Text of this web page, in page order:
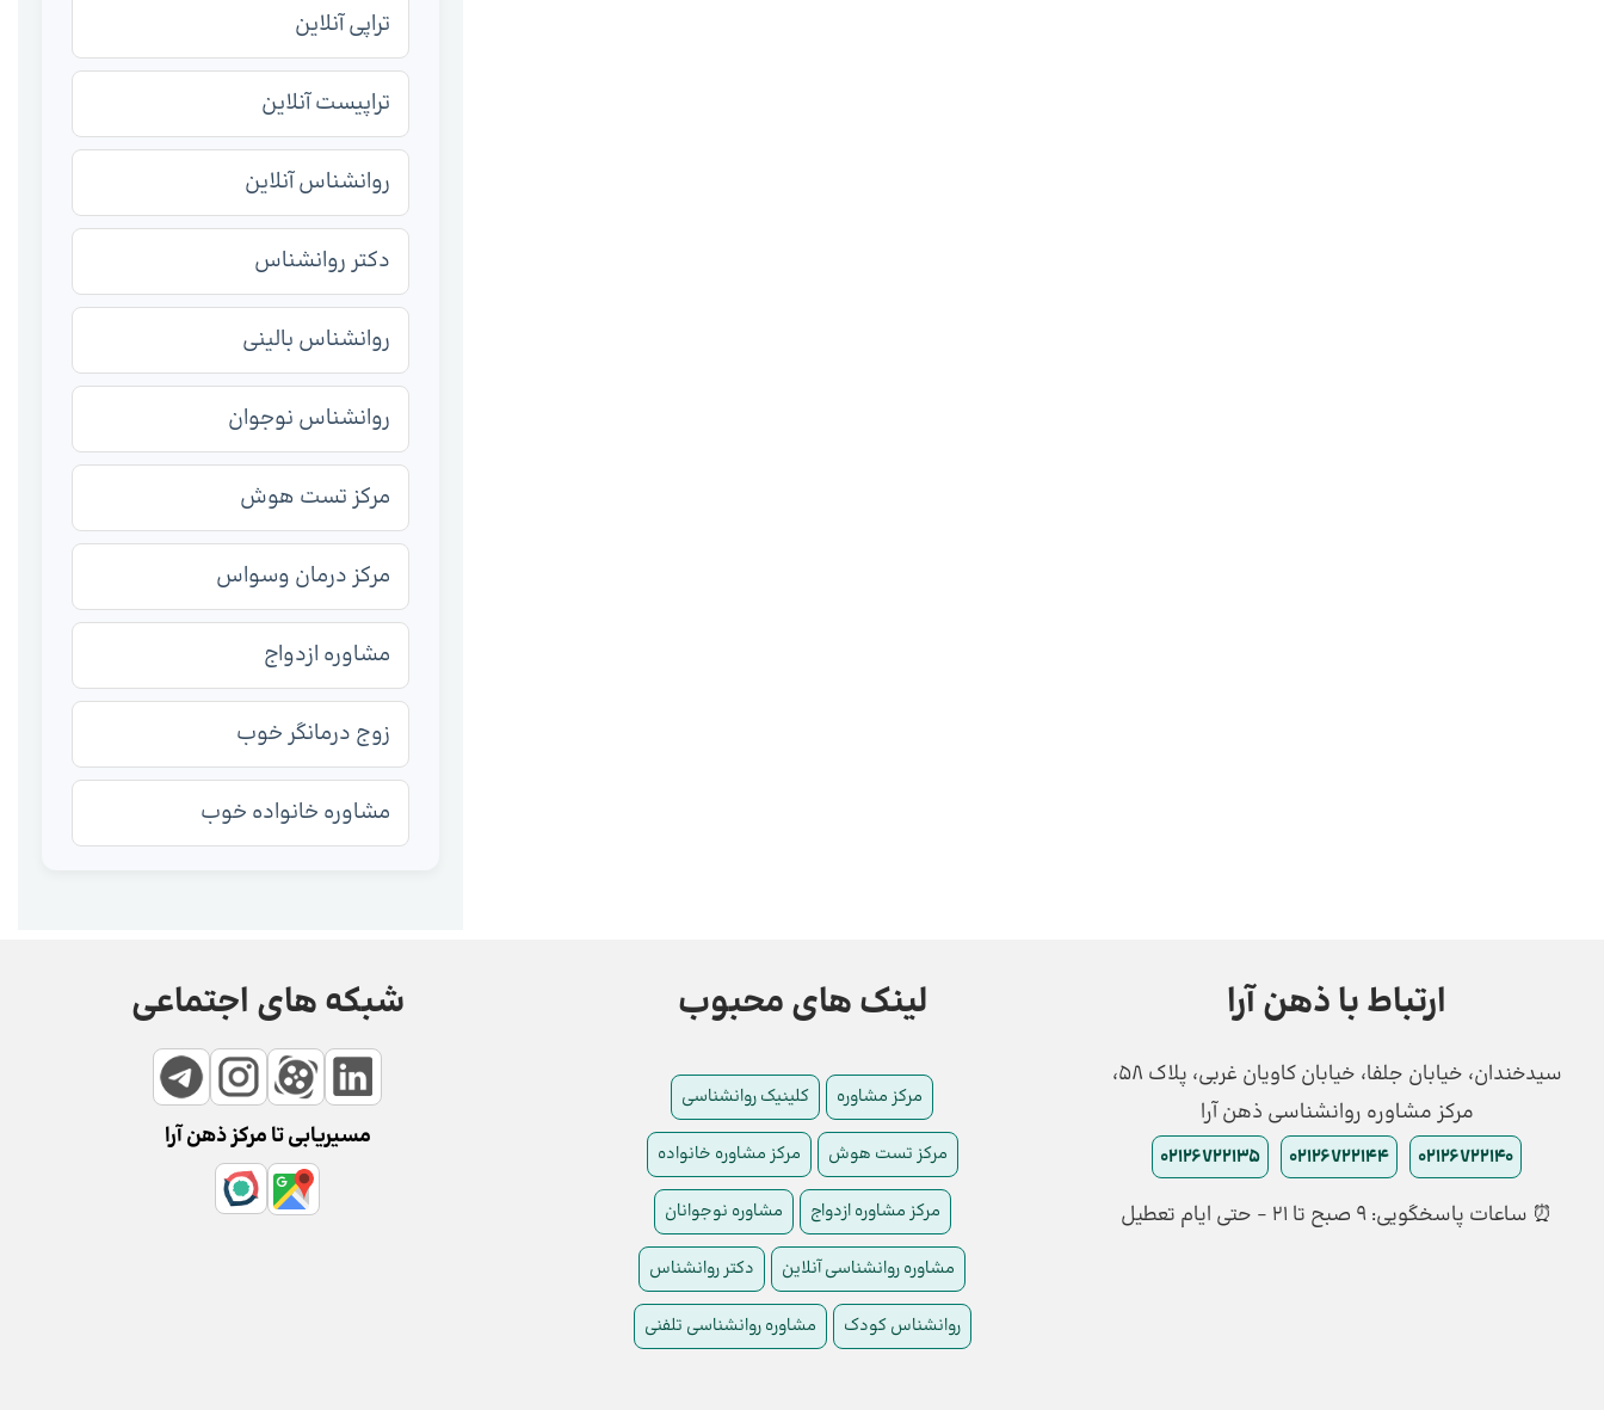
تراپی آنلاین
تراپیست آنلاین
روانشناس آنلاین
دکتر روانشناس
روانشناس بالینی
روانشناس نوجوان
مرکز تست هوش
مرکز درمان وسواس
مشاوره ازدواج
زوج درمانگر خوب
مشاوره خانواده خوب
ارتباط با ذهن آرا
سیدخندان، خیابان جلفا، خیابان کاویان غربی، پلاک 58،
مرکز مشاوره روانشناسی ذهن آرا
02126722140
02126722144
02126722135
⏰ ساعات پاسخگویی: ۹ صبح تا ۲۱ - حتی ایام تعطیل
لینک های محبوب
مرکز مشاوره کلینیک روانشناسی
مرکز تست هوش مرکز مشاوره خانواده
مرکز مشاوره ازدواج مشاوره نوجوانان
مشاوره روانشناسی آنلاین دکتر روانشناس
روانشناس کودک مشاوره روانشناسی تلفنی
شبکه های اجتماعی
مسیریابی تا مرکز ذهن آرا